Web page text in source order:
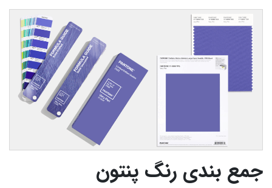
جمع بندی رنگ پنتون